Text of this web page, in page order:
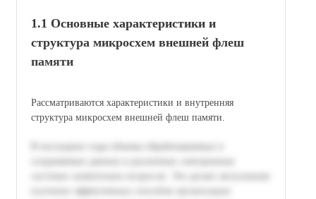
1.1 Основные характеристики и
структура микросхем внешней флеш
памяти
Рассматриваются характеристики и внутренняя
структура микросхем внешней флеш памяти.